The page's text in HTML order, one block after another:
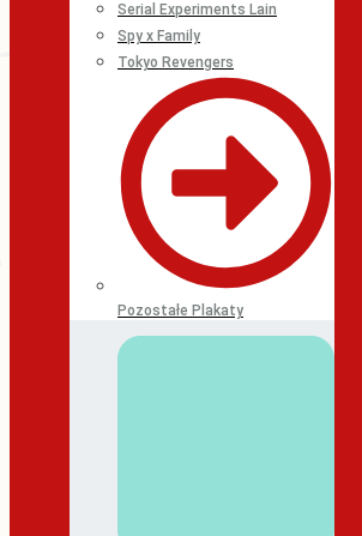
Serial Experiments Lain
Spy x Family
Tokyo Revengers
Pozostałe Plakaty